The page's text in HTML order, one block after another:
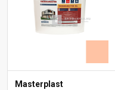
Masterplast